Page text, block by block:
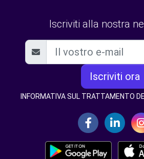
Iscriviti alla nostra
Iscriviti ora
INFORMATIVA SUL TRATTAMENTO